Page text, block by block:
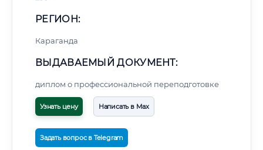
РЕГИОН:
Караганда
ВЫДАВАЕМЫЙ ДОКУМЕНТ:
диплом о профессиональной переподготовке
Узнать цену Написать в Max
Задать вопрос в Telegram